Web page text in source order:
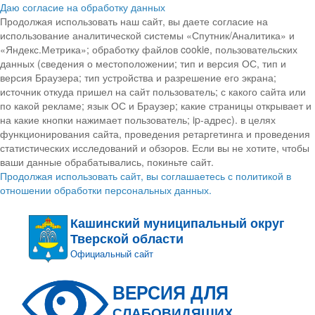
Даю согласие на обработку данных
Продолжая использовать наш сайт, вы даете согласие на
использование аналитической системы «Спутник/Аналитика» и
«Яндекс.Метрика»; обработку файлов cookie, пользовательских
данных (сведения о местоположении; тип и версия ОС, тип и
версия Браузера; тип устройства и разрешение его экрана;
источник откуда пришел на сайт пользователь; с какого сайта или
по какой рекламе; язык ОС и Браузер; какие страницы открывает и
на какие кнопки нажимает пользователь; ip-адрес). в целях
функционирования сайта, проведения ретаргетинга и проведения
статистических исследований и обзоров. Если вы не хотите, чтобы
ваши данные обрабатывались, покиньте сайт.
Продолжая использовать сайт, вы соглашаетесь с политикой в
отношении обработки персональных данных.